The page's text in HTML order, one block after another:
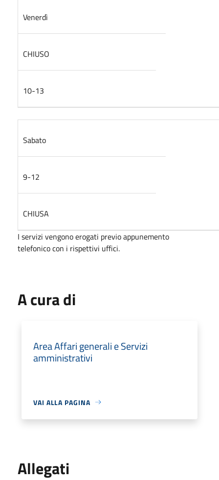
Venerdì
CHIUSO
10-13
Sabato
9-12
CHIUSA
I servizi vengono erogati previo appunemento
telefonico con i rispettivi uffici.
A cura di
Area Affari generali e Servizi
amministrativi
VAI ALLA PAGINA
Allegati